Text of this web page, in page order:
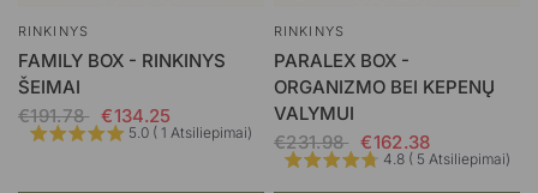
RINKINYS
FAMILY BOX - RINKINYS
ŠEIMAI
€191.78
€134.25
5.0 ( 1 Atsiliepimai)
RINKINYS
PARALEX BOX -
ORGANIZMO BEI KEPENŲ
VALYMUI
€231.98
€162.38
4.8 ( 5 Atsiliepimai)